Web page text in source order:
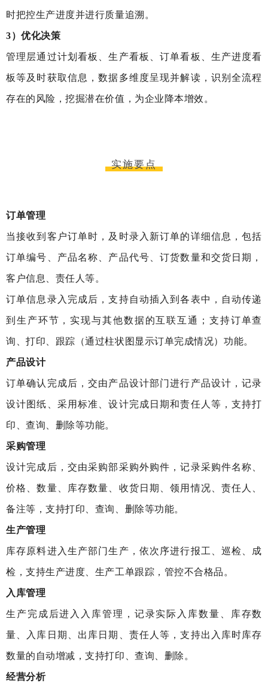
时把控生产进度并进行质量追溯。
3）优化决策
管理层通过计划看板、生产看板、订单看板、生产进度看
板等及时获取信息，数据多维度呈现并解读，识别全流程
存在的风险，挖掘潜在价值，为企业降本增效。
实施要点
订单管理
当接收到客户订单时，及时录入新订单的详细信息，包括
订单编号、产品名称、产品代号、订货数量和交货日期，
客户信息、责任人等。
订单信息录入完成后，支持自动插入到各表中，自动传递
到生产环节，实现与其他数据的互联互通；支持订单查
询、打印、跟踪（通过柱状图显示订单完成情况）功能。
产品设计
订单确认完成后，交由产品设计部门进行产品设计，记录
设计图纸、采用标准、设计完成日期和责任人等，支持打
印、查询、删除等功能。
采购管理
设计完成后，交由采购部采购外购件，记录采购件名称、
价格、数量、库存数量、收货日期、领用情况、责任人、
备注等，支持打印、查询、删除等功能。
生产管理
库存原料进入生产部门生产，依次序进行报工、巡检、成
检，支持生产进度、生产工单跟踪，管控不合格品。
入库管理
生产完成后进入入库管理，记录实际入库数量、库存数
量、入库日期、出库日期、责任人等，支持出入库时库存
数量的自动增减，支持打印、查询、删除。
经营分析